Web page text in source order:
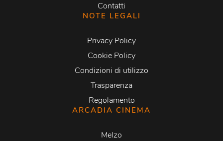
Contatti
NOTE LEGALI
Privacy Policy
Cookie Policy
Condizioni di utilizzo
Trasparenza
Regolamento
ARCADIA CINEMA
Melzo